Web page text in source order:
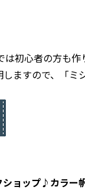
初心者の方も作
ますので、「ミ
ョップ♪カラー